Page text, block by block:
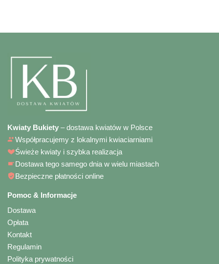
Kwiaty Bukiety – dostawa kwiatów w Polsce
Współpracujemy z lokalnymi kwiaciarniami
Świeże kwiaty i szybka realizacja
Dostawa tego samego dnia w wielu miastach
Bezpieczne płatności online
Pomoc & Informacje
Dostawa
Opłata
Kontakt
Regulamin
Polityka prywatności